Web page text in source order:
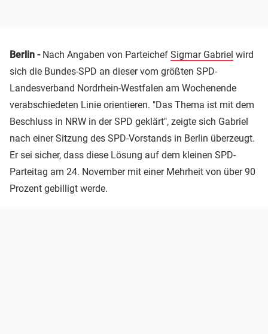
Berlin - Nach Angaben von Parteichef Sigmar Gabriel wird
sich die Bundes-SPD an dieser vom größten SPD-
Landesverband Nordrhein-Westfalen am Wochenende
verabschiedeten Linie orientieren. "Das Thema ist mit dem
Beschluss in NRW in der SPD geklärt", zeigte sich Gabriel
nach einer Sitzung des SPD-Vorstands in Berlin überzeugt.
Er sei sicher, dass diese Lösung auf dem kleinen SPD-
Parteitag am 24. November mit einer Mehrheit von über 90
Prozent gebilligt werde.